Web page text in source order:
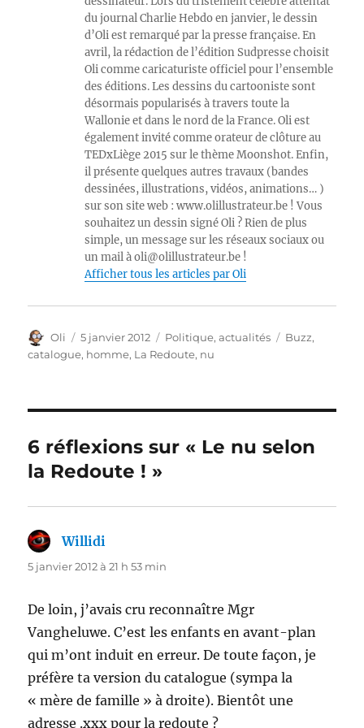
du journal Charlie Hebdo en janvier, le dessin
d’Oli est remarqué par la presse française. En
avril, la rédaction de l’édition Sudpresse choisit
Oli comme caricaturiste officiel pour l’ensemble
des éditions. Les dessins du cartooniste sont
désormais popularisés à travers toute la
Wallonie et dans le nord de la France. Oli est
également invité comme orateur de clôture au
TEDxLiège 2015 sur le thème Moonshot. Enfin,
il présente quelques autres travaux (bandes
dessinées, illustrations, vidéos, animations… )
sur son site web : www.olillustrateur.be ! Vous
souhaitez un dessin signé Oli ? Rien de plus
simple, un message sur les réseaux sociaux ou
un mail à oli@olillustrateur.be !
Afficher tous les articles par Oli
Auteur
Oli
Publié
le
5 janvier 2012 Catégories
Politique, actualités Étiquettes
Buzz,
catalogue, homme, La Redoute, nu
6 réflexions sur « Le nu selon
la Redoute ! »
Willidi
5 janvier 2012 à 21 h 53 min
De loin, j’avais cru reconnaître Mgr
Vangheluwe. C’est les enfants en avant-plan
qui m’ont induit en erreur. De toute façon, je
préfère ta version du catalogue (sympa la
« mère de famille » à droite). Bientôt une
adresse .xxx pour la redoute ?